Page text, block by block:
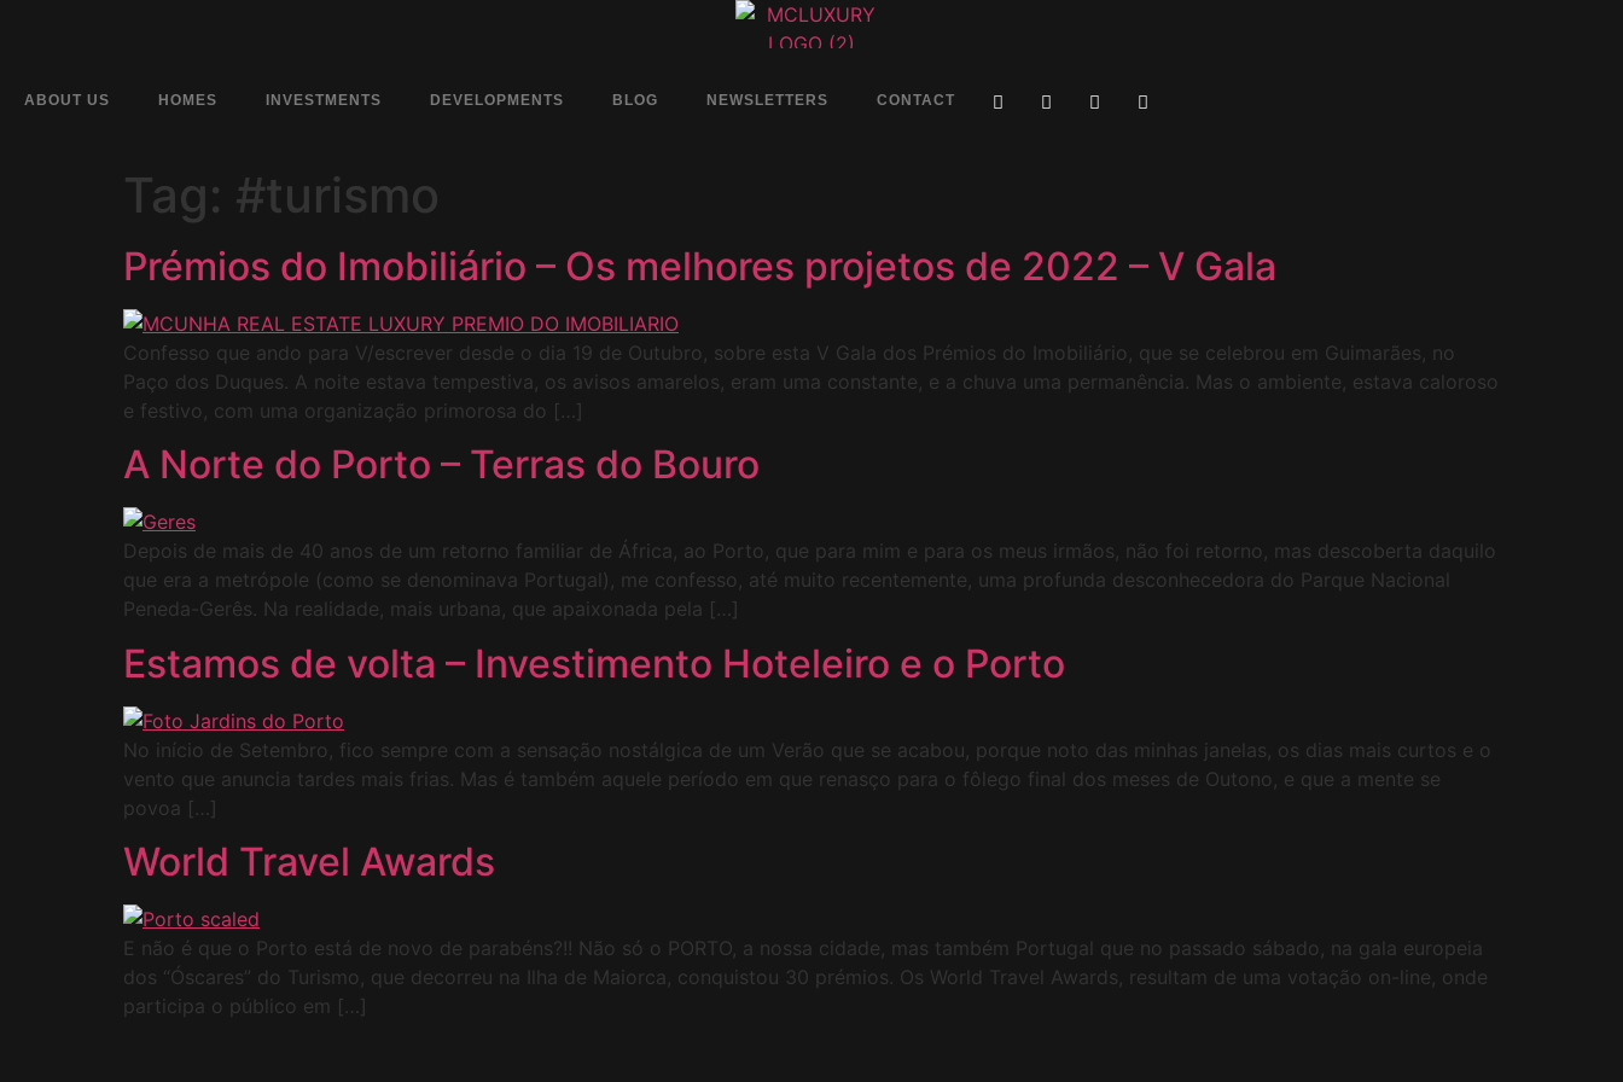
ABOUT US HOMES INVESTMENTS DEVELOPMENTS BLOG NEWSLETTERS CONTACT
Tag: #turismo
Prémios do Imobiliário – Os melhores projetos de 2022 – V Gala
Confesso que ando para V/escrever desde o dia 19 de Outubro, sobre esta V Gala dos Prémios do Imobiliário, que se celebrou em Guimarães, no
Paço dos Duques. A noite estava tempestiva, os avisos amarelos, eram uma constante, e a chuva uma permanência. Mas o ambiente, estava caloroso
e festivo, com uma organização primorosa do […]
A Norte do Porto – Terras do Bouro
Depois de mais de 40 anos de um retorno familiar de África, ao Porto, que para mim e para os meus irmãos, não foi retorno, mas descoberta daquilo
que era a metrópole (como se denominava Portugal), me confesso, até muito recentemente, uma profunda desconhecedora do Parque Nacional
Peneda-Gerês. Na realidade, mais urbana, que apaixonada pela […]
Estamos de volta – Investimento Hoteleiro e o Porto
No início de Setembro, fico sempre com a sensação nostálgica de um Verão que se acabou, porque noto das minhas janelas, os dias mais curtos e o
vento que anuncia tardes mais frias. Mas é também aquele período em que renasço para o fôlego final dos meses de Outono, e que a mente se
povoa […]
World Travel Awards
E não é que o Porto está de novo de parabéns?!! Não só o PORTO, a nossa cidade, mas também Portugal que no passado sábado, na gala europeia
dos “Óscares” do Turismo, que decorreu na Ilha de Maiorca, conquistou 30 prémios. Os World Travel Awards, resultam de uma votação on-line, onde
participa o público em […]